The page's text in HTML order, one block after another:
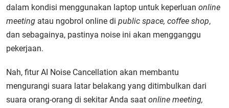
dalam kondisi menggunakan laptop untuk keperluan online
meeting atau ngobrol online di public space, coffee shop,
dan sebagainya, pastinya noise ini akan mengganggu
pekerjaan.
Nah, fitur AI Noise Cancellation akan membantu
mengurangi suara latar belakang yang ditimbulkan dari
suara orang-orang di sekitar Anda saat online meeting,